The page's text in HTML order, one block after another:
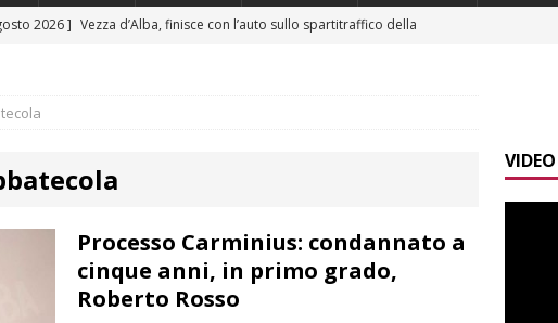
2026 ] Vezza d’Alba, finisce con l’auto sullo spartitraffico della
2026 ] Piemonte punta sull’automotive con le Aree di Accelerazione
Dimissioni in Consiglio comunale ad Alba, Galeasso lascia:
conflitto d’interessi»
ALBA
Processo Carminius: condannato a
cinque anni, in primo grado,
Roberto Rosso
VIDEO